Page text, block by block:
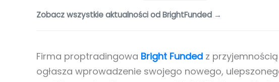
Zobacz wszystkie aktualności od BrightFunded →
Firma proptradingowa Bright Funded z przyjemnością
ogłasza wprowadzenie swojego nowego,